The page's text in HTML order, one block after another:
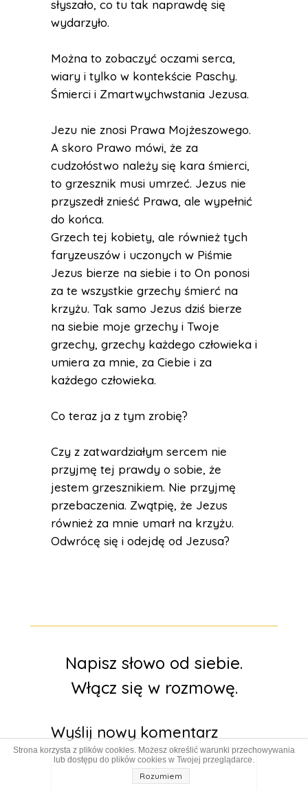
słyszało, co tu tak naprawdę się
wydarzyło.
Można to zobaczyć oczami serca,
wiary i tylko w kontekście Paschy.
Śmierci i Zmartwychwstania Jezusa.
Jezu nie znosi Prawa Mojżeszowego.
A skoro Prawo mówi, że za
cudzołóstwo należy się kara śmierci,
to grzesznik musi umrzeć. Jezus nie
przyszedł znieść Prawa, ale wypełnić
do końca.
Grzech tej kobiety, ale również tych
faryzeuszów i uczonych w Piśmie
Jezus bierze na siebie i to On ponosi
za te wszystkie grzechy śmierć na
krzyżu. Tak samo Jezus dziś bierze
na siebie moje grzechy i Twoje
grzechy, grzechy każdego człowieka i
umiera za mnie, za Ciebie i za
każdego człowieka.
Co teraz ja z tym zrobię?
Czy z zatwardziałym sercem nie
przyjmę tej prawdy o sobie, że
jestem grzesznikiem. Nie przyjmę
przebaczenia. Zwątpię, że Jezus
również za mnie umarł na krzyżu.
Odwrócę się i odejdę od Jezusa?
Napisz słowo od siebie.
Włącz się w rozmowę.
Wyślij nowy komentarz
Strona korzysta z plików cookies. Możesz określić warunki przechowywania
lub dostępu do plików cookies w Twojej przeglądarce.
Rozumiem